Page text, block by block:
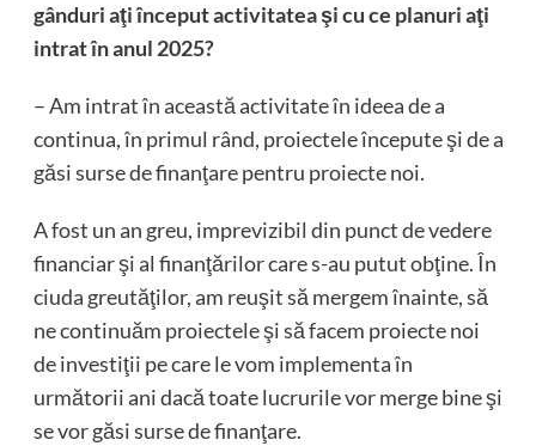
gânduri aţi început activitatea şi cu ce planuri aţi
intrat în anul 2025?
– Am intrat în această activitate în ideea de a
continua, în primul rând, proiectele începute şi de a
găsi surse de finanţare pentru proiecte noi.
A fost un an greu, imprevizibil din punct de vedere
financiar şi al finanţărilor care s-au putut obţine. În
ciuda greutăţilor, am reuşit să mergem înainte, să
ne continuăm proiectele şi să facem proiecte noi
de investiţii pe care le vom implementa în
următorii ani dacă toate lucrurile vor merge bine şi
se vor găsi surse de finanţare.